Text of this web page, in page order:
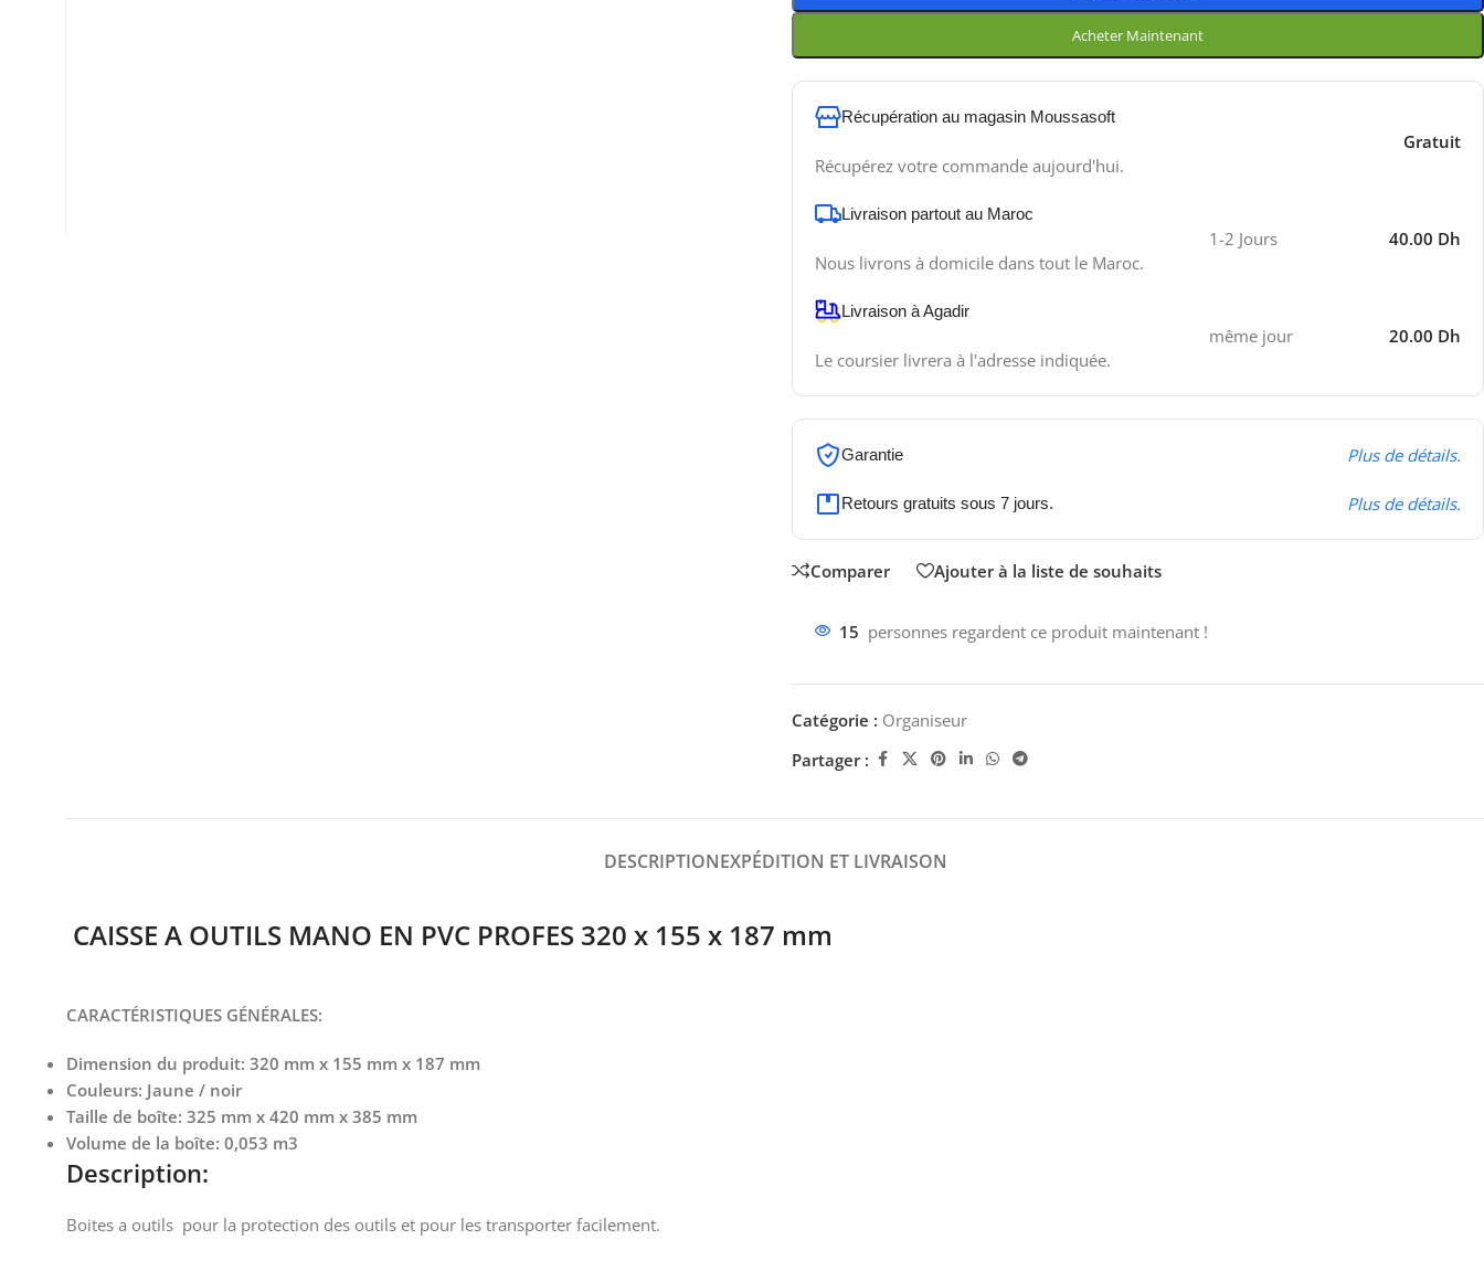
Acheter Maintenant
Récupération au magasin Moussasoft
Récupérez votre commande aujourd'hui.
Gratuit
Livraison partout au Maroc
Nous livrons à domicile dans tout le Maroc.
1-2 Jours 40.00 Dh
Livraison à Agadir
Le coursier livrera à l'adresse indiquée.
même jour 20.00 Dh
Garantie Plus de détails.
Retours gratuits sous 7 jours. Plus de détails.
Comparer Ajouter à la liste de souhaits
15 personnes regardent ce produit maintenant !
Catégorie : Organiseur
Partager :
DESCRIPTIONEXPÉDITION ET LIVRAISON
CAISSE A OUTILS MANO EN PVC PROFES 320 x 155 x 187 mm
CARACTÉRISTIQUES GÉNÉRALES:
Dimension du produit: 320 mm x 155 mm x 187 mm
Couleurs: Jaune / noir
Taille de boîte: 325 mm x 420 mm x 385 mm
Volume de la boîte: 0,053 m3
Description:
Boites a outils pour la protection des outils et pour les transporter facilement.